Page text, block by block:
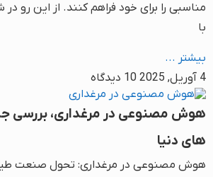
مناسبی را برای خود فراهم کنند. از این رو
با
بیشتر ...
4 آوریل, 2025
10 دیدگاه
هوش مصنوعی در مرغداری، بررسی
های دنیا
هوش مصنوعی در مرغداری: تحول صنعت